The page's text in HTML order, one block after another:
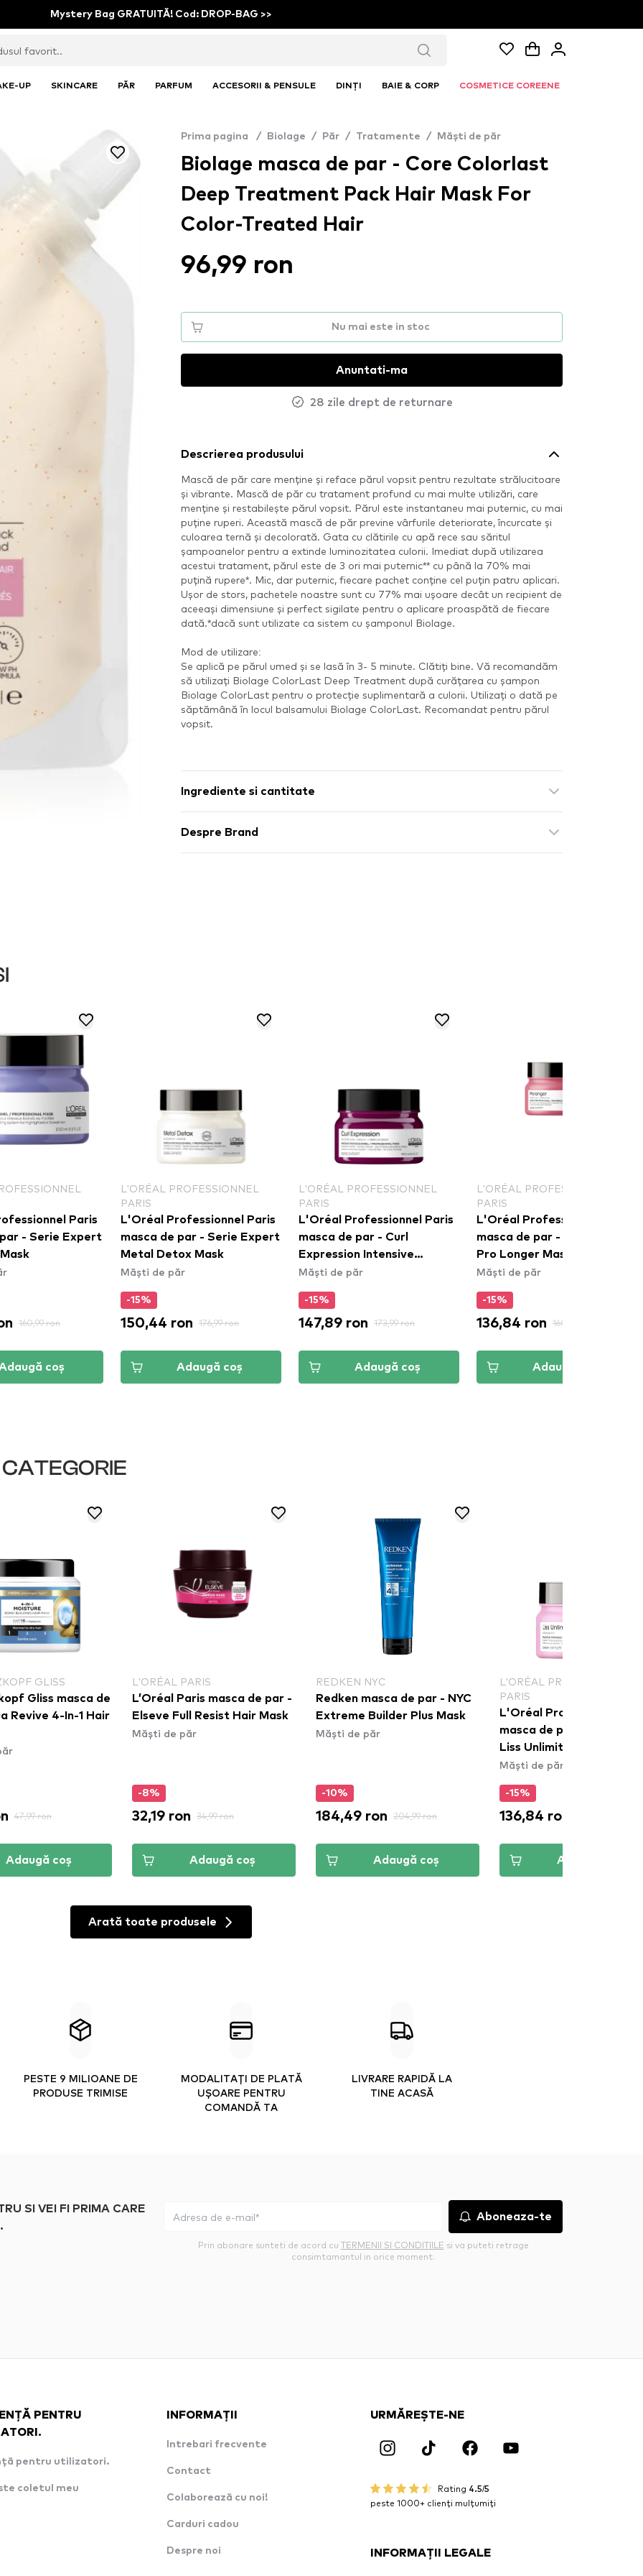
Mystery Bag GRATUITĂ! Cod: DROP-BAG >>
UP SKINCARE PĂR PARFUM ACCESORII & PENSULE DINȚI BAIE & CORP COSMETICE COREENE
Prima pagina / Biolage / Păr / Tratamente / Măști de păr
Biolage masca de par - Core Colorlast
Deep Treatment Pack Hair Mask For
Color-Treated Hair
96,99 ron
Nu mai este in stoc
Anuntati-ma
28 zile drept de returnare
Descrierea produsului
Mască de păr care menține și reface părul vopsit pentru rezultate strălucitoare
și vibrante. Mască de păr cu tratament profund cu mai multe utilizări, care
menține și restabilește părul vopsit. Părul este instantaneu mai puternic, cu mai
puține ruperi. Această mască de păr previne vârfurile deteriorate, încurcate și
culoarea ternă și decolorată. Gata cu clătirile cu apă rece sau săritul
șampoanelor pentru a extinde luminozitatea culorii. Imediat după utilizarea
acestui tratament, părul este de 3 ori mai puternic** cu până la 70% mai
puțină rupere*. Mic, dar puternic, fiecare pachet conține cel puțin patru aplicari.
Ușor de stors, pachetele noastre sunt cu 77% mai ușoare decât un recipient de
aceeași dimensiune și perfect sigilate pentru o aplicare proaspătă de fiecare
dată.*dacă sunt utilizate ca sistem cu șamponul Biolage.
Mod de utilizare:
Se aplică pe părul umed și se lasă în 3- 5 minute. Clătiți bine. Vă recomandăm
să utilizați Biolage ColorLast Deep Treatment după curățarea cu șampon
Biolage ColorLast pentru o protecție suplimentară a culorii. Utilizați o dată pe
săptămână în locul balsamului Biolage ColorLast. Recomandat pentru părul
vopsit.
Ingrediente si cantitate
Despre Brand
Paris
- Serie Expert
160,99 ron
coș
L'ORÉAL PROFESSIONNEL
PARIS
L'Oréal Professionnel Paris
masca de par - Serie Expert
Metal Detox Mask
Măști de păr
-15%
150,44 ron 176,99 ron
Adaugă coș
L'ORÉAL PROFESSIONNEL
PARIS
L'Oréal Professionnel Paris
masca de par - Curl
Expression Intensive
Moisturizer Mask
Măști de păr
-15%
147,89 ron 173,99 ron
Adaugă coș
L'ORÉAL PROFESSIONNEL
PARIS
L'Oréal Professionnel Paris
masca de par - Serie Expert
Pro Longer Mask
Măști de păr
-15%
136,84 ron 160,99 ron
Adaugă coș
GLISS
Gliss masca de
Revive 4-In-1 Hair
47,99 ron
Adaugă coș
L’ORÉAL PARIS
L’Oréal Paris masca de par -
Elseve Full Resist Hair Mask
Măști de păr
-8%
32,19 ron 34,99 ron
Adaugă coș
REDKEN NYC
Redken masca de par - NYC
Extreme Builder Plus Mask
Măști de păr
-10%
184,49 ron 204,99 ron
Adaugă coș
L'ORÉAL PROFESSIONNEL
PARIS
L'Oréal Professionnel
masca de par - Serie
Liss Unlimited Mask
Măști de păr
-15%
136,84 ron
Adaugă coș
Arată toate produsele
PESTE 9 MILIOANE DE
PRODUSE TRIMISE
MODALITAȚI DE PLATĂ
UȘOARE PENTRU
COMANDĂ TA
LIVRARE RAPIDĂ LA
TINE ACASĂ
SI VEI FI PRIMA CARE
Aboneaza-te
Prin abonare sunteti de acord cu TERMENII SI CONDITIILE si va puteti retrage
consimtamantul in orice moment.
PENTRU
pentru utilizatori.
coletul meu
INFORMAȚII
Intrebari frecvente
Contact
Colaborează cu noi!
Carduri cadou
Despre noi
URMĂREȘTE-NE
Rating 4.5/5
peste 1000+ clienți mulțumiți
INFORMAȚII LEGALE